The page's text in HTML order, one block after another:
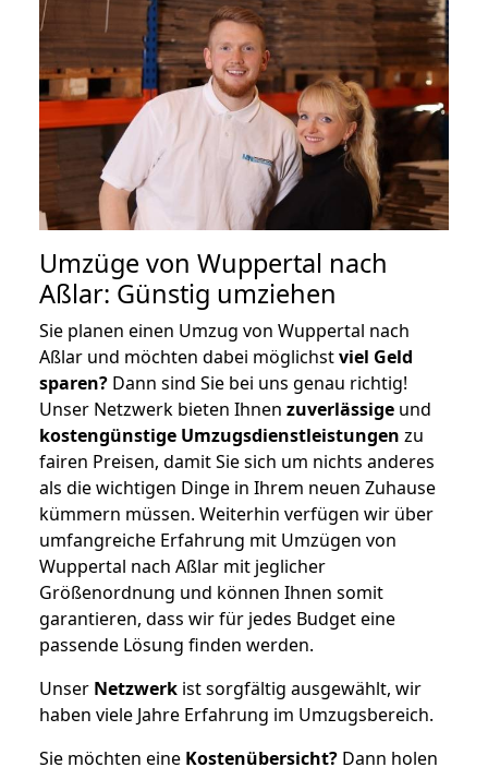
Umzüge von Wuppertal nach
Aßlar: Günstig umziehen
Sie planen einen Umzug von Wuppertal nach
Aßlar und möchten dabei möglichstviel Geld
sparen? Dann sind Sie bei uns genau richtig!
Unser Netzwerk bieten Ihnen zuverlässige und
kostengünstige Umzugsdienstleistungen zu
fairen Preisen, damit Sie sich um nichts anderes
als die wichtigen Dinge in Ihrem neuen Zuhause
kümmern müssen. Weiterhin verfügen wir über
umfangreiche Erfahrung mit Umzügen von
Wuppertal nach Aßlar mit jeglicher
Größenordnung und können Ihnen somit
garantieren, dass wir für jedes Budget eine
passende Lösung finden werden.
Unser Netzwerk ist sorgfältig ausgewählt, wir
haben viele Jahre Erfahrung im Umzugsbereich.
Sie möchten eine Kostenübersicht? Dann holen